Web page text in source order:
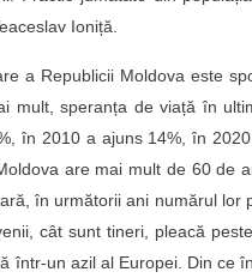
Ioniță.
a Republicii Moldova este
mult, speranța de viață în
în 2010 a ajuns 14%, în
are mai mult de 60 de
în următorii ani numărul lor
cât sunt tineri, pleacă
într-un azil al Europei. Din ce